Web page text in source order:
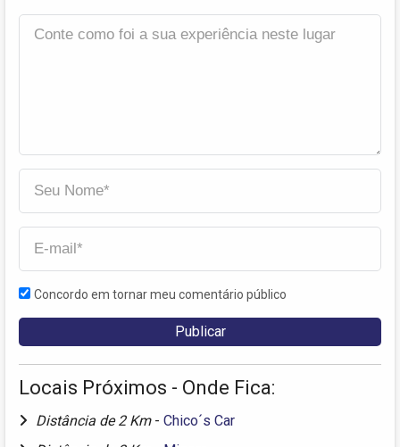
Concordo em tornar meu comentário público
Locais Próximos - Onde Fica:
Distância de 2 Km - Chico´s Car